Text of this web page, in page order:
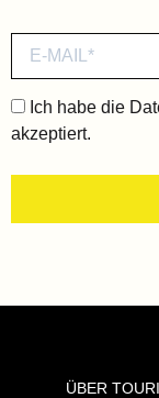
Ich habe die
akzeptiert.
ÜBER